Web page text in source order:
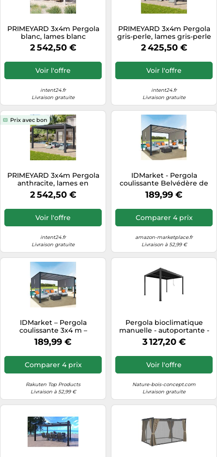
PRIMEYARD 3x4m Pergola
blanc, lames blanc
orientables - (400117)
2 542,50 €
Voir l'offre
intent24.fr
Livraison gratuite
PRIMEYARD 3x4m Pergola
gris-perle, lames gris-perle
orientables - (400116)
2 425,50 €
Voir l'offre
intent24.fr
Livraison gratuite
Prix avec bon
PRIMEYARD 3x4m Pergola
anthracite, lames en
anthracite orientables -
(400126)
2 542,50 €
Voir l'offre
intent24.fr
Livraison gratuite
IDMarket - Pergola
coulissante Belvédère de
jardin 2 pans 3x4 m Toile
taupe
189,99 €
Comparer 4 prix
amazon-marketplace.fr
Livraison à 52,99 €
IDMarket – Pergola
coulissante 3x4 m –
Belvédère 2 pans – Toile
gris anthracite
189,99 €
Comparer 4 prix
Rakuten Top Products
Livraison à 52,99 €
Pergola bioclimatique
manuelle - autoportante -
aluminium thermolaqué -
3x4 m - Ximax
3 127,20 €
Voir l'offre
Nature-bois-concept.com
Livraison gratuite